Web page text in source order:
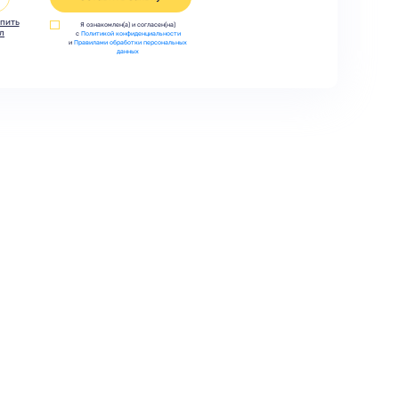
Я ознакомлен(а) и согласен(на)
с Политикой конфиденциальности
иПравилами обработки персональных
данных